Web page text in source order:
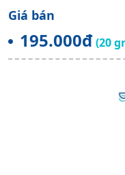
Giá bán
195.000đ(20